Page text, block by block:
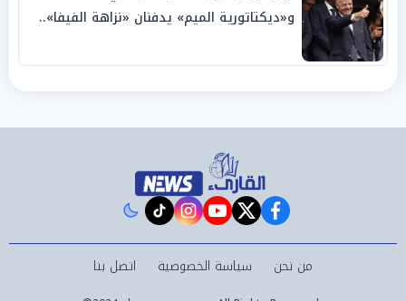
و«ديكتاتورية الميم» يدفنان «نزاهة الفيفا»..
facebook
twitter
youtube
instagram
tiktok
من نحن سياسة الخصوصية اتصل بنا